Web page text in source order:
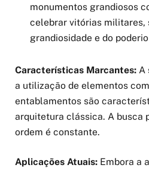
monumentos grandiosos
celebrar vitórias militares,
grandiosidade e do
Características Marcantes: A
a utilização de elementos
entablamentos são
arquitetura clássica. A busca
ordem é constante.
Aplicações Atuais: Embora a